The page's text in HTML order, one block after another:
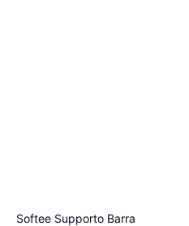
Softee Supporto Barra